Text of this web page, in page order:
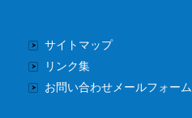
サイトマップ
リンク集
お問い合わせメールフォーム